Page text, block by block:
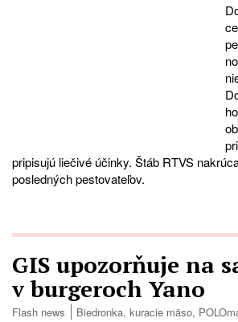
pripisujú liečivé účinky. Štáb RTVS
posledných pestovateľov.
GIS upozorňuje na
v burgeroch Yano
Flash news Biedronka, kuracie mäso,